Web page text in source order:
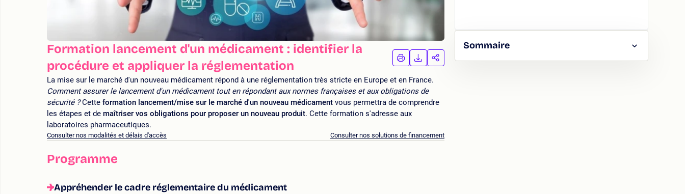
Formation lancement d'un médicament : identifier la
procédure et appliquer la réglementation
IMPRIMER
LA
FORMATION
TÉLÉCHARGER
LA
FORMATION
PARTAGER
La mise sur le marché d'un nouveau médicament répond à une réglementation très stricte en Europe et en France.
Comment assurer le lancement d'un médicament tout en répondant aux normes françaises et aux obligations de
sécurité ? Cette formation lancement/mise sur le marché d'un nouveau médicament vous permettra de comprendre
les étapes et de maîtriser vos obligations pour proposer un nouveau produit. Cette formation s'adresse aux
laboratoires pharmaceutiques.
Consulter nos modalités et délais d'accès Consulter nos solutions de financement
Programme
Appréhender le cadre réglementaire du médicament
Sommaire